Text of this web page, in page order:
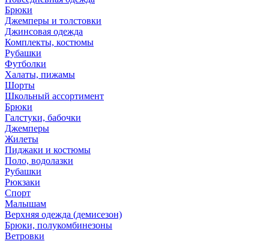
Брюки
Джемперы и толстовки
Джинсовая одежда
Комплекты, костюмы
Рубашки
Футболки
Халаты, пижамы
Шорты
Школьный ассортимент
Брюки
Галстуки, бабочки
Джемперы
Жилеты
Пиджаки и костюмы
Поло, водолазки
Рубашки
Рюкзаки
Спорт
Малышам
Верхняя одежда (демисезон)
Брюки, полукомбинезоны
Ветровки